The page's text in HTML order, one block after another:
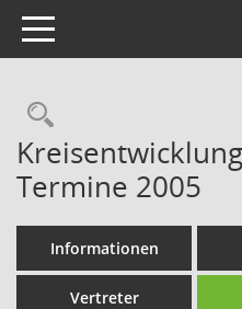
Toggle navigation
Termine 2005
Informationen
Vertreter